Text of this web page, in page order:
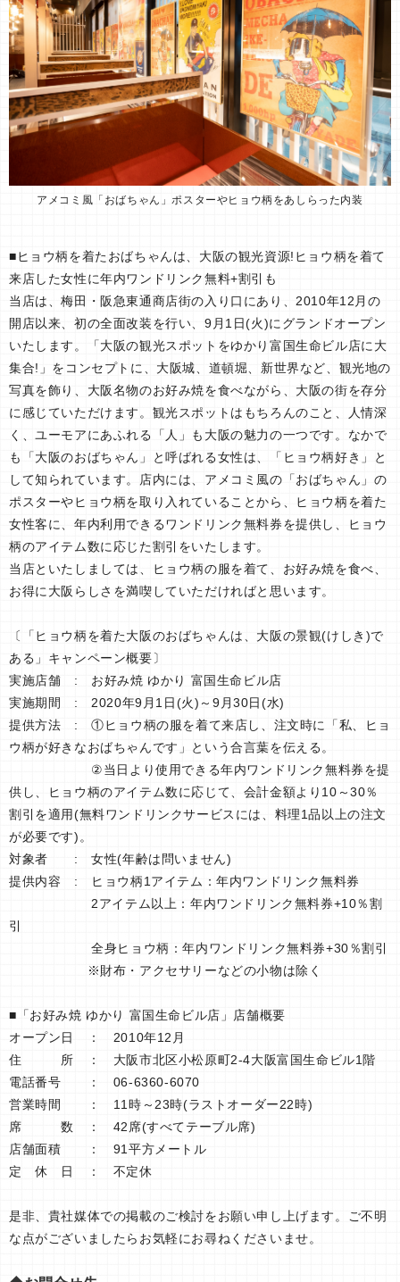
アメコミ風「おばちゃん」ポスターやヒョウ柄をあしらった内装
■ヒョウ柄を着たおばちゃんは、大阪の観光資源!ヒョウ柄を着て
来店した女性に年内ワンドリンク無料+割引も
当店は、梅田・阪急東通商店街の入り口にあり、2010年12月の
開店以来、初の全面改装を行い、9月1日(火)にグランドオープン
いたします。「大阪の観光スポットをゆかり富国生命ビル店に大
集合!」をコンセプトに、大阪城、道頓堀、新世界など、観光地の
写真を飾り、大阪名物のお好み焼を食べながら、大阪の街を存分
に感じていただけます。観光スポットはもちろんのこと、人情深
く、ユーモアにあふれる「人」も大阪の魅力の一つです。なかで
も「大阪のおばちゃん」と呼ばれる女性は、「ヒョウ柄好き」と
して知られています。店内には、アメコミ風の「おばちゃん」の
ポスターやヒョウ柄を取り入れていることから、ヒョウ柄を着た
女性客に、年内利用できるワンドリンク無料券を提供し、ヒョウ
柄のアイテム数に応じた割引をいたします。
当店といたしましては、ヒョウ柄の服を着て、お好み焼を食べ、
お得に大阪らしさを満喫していただければと思います。
〔「ヒョウ柄を着た大阪のおばちゃんは、大阪の景観(けしき)で
ある」キャンペーン概要〕
実施店舗 : お好み焼 ゆかり 富国生命ビル店
実施期間 : 2020年9月1日(火)～9月30日(水)
提供方法 : ①ヒョウ柄の服を着て来店し、注文時に「私、ヒョ
ウ柄が好きなおばちゃんです」という合言葉を伝える。
②当日より使用できる年内ワンドリンク無料券を提
供し、ヒョウ柄のアイテム数に応じて、会計金額より10～30％
割引を適用(無料ワンドリンクサービスには、料理1品以上の注文
が必要です)。
対象者 : 女性(年齢は問いません)
提供内容 : ヒョウ柄1アイテム：年内ワンドリンク無料券
2アイテム以上：年内ワンドリンク無料券+10％割
引
全身ヒョウ柄：年内ワンドリンク無料券+30％割引
※財布・アクセサリーなどの小物は除く
■「お好み焼 ゆかり 富国生命ビル店」店舗概要
オープン日 ： 2010年12月
住 所 ： 大阪市北区小松原町2-4大阪富国生命ビル1階
電話番号 ： 06-6360-6070
営業時間 ： 11時～23時(ラストオーダー22時)
席 数 ： 42席(すべてテーブル席)
店舗面積 ： 91平方メートル
定 休 日 ： 不定休
是非、貴社媒体での掲載のご検討をお願い申し上げます。ご不明
な点がございましたらお気軽にお尋ねくださいませ。